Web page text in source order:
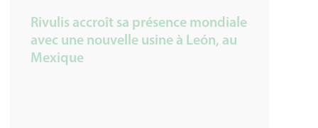
Rivulis accroît sa présence mondiale
avec une nouvelle usine à León, au
Mexique